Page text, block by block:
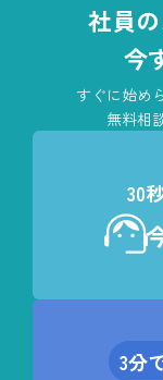
社員
今
すぐに始め
無料相
30
3分